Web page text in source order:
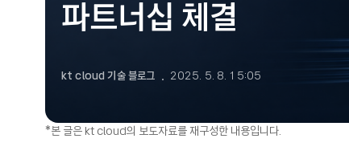
파트너십 체결
kt cloud 기술 블로그 2025. 5. 8. 15:05
*본 글은 kt cloud의 보도자료를 재구성한 내용입니다.